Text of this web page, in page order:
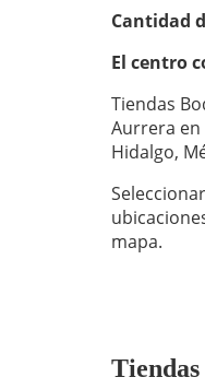
Cantidad
El centro
Tiendas
Aurrera
Hidalgo,
mapa.